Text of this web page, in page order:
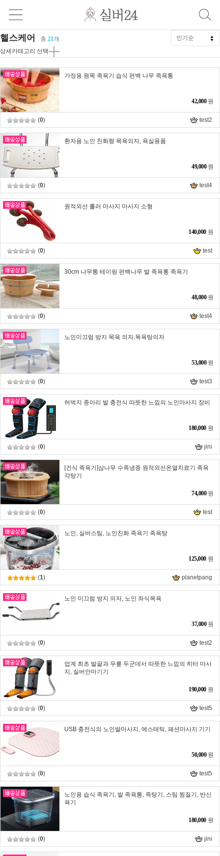
헬스케어 총 21개
상세카테고리 선택
가정용 원목 족욕기 습식 편백 나무 족욕통
42,000 원
(0) test2
환자용 노인 친화형 목욕의자, 욕실용품
49,000 원
(0) test4
원적외선 롤러 마사지 마사지 소형
140,000 원
(0) test
30cm 나무통 테이핑 편백나무 발 족욕통 족욕기
48,000 원
(0) test4
노인미끄럼 방지 목욕 의자,목욕탕의자
53,000 원
(0) test3
허벅지 종아리 발 충전식 따뜻한 느낌의 노인마사지 장비
180,000 원
(0) jini
[건식 족욕기]삼나무 수족냉증 원적외선온열치료기 족욕
각탕기
74,000 원
(0) test
노인, 실버스팀, 노인친화 족욕기 족욕탕
125,000 원
(1) planetpang
노인 미끄럼 방지 의자, 노인 좌식목욕
37,000 원
(0) test2
업계 최초 발끝과 무릎 두군데서 따뜻한 느낌의 히터 마사
지, 실버안마기기
190,000 원
(0) test5
USB 충전식의 노인발마사지, 에스테틱, 패션마사지 기기
50,000 원
(0) test5
노인용 습식 족욕기, 발 족욕통, 족탕기, 스팀 찜질기, 반신
욕기
180,000 원
(0) jini